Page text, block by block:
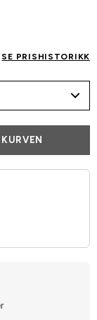
SE PRISHISTORIKK